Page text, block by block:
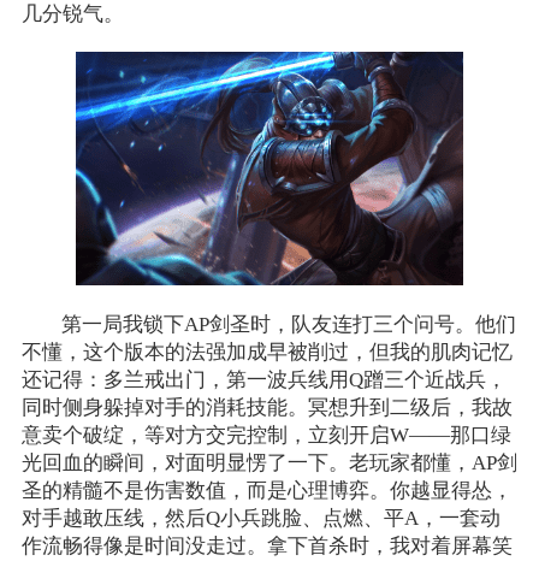
几分锐气。
第一局我锁下AP剑圣时，队友连打三个问号。他们
不懂，这个版本的法强加成早被削过，但我的肌肉记忆
还记得：多兰戒出门，第一波兵线用Q蹭三个近战兵，
同时侧身躲掉对手的消耗技能。冥想升到二级后，我故
意卖个破绽，等对方交完控制，立刻开启W——那口绿
光回血的瞬间，对面明显愣了一下。老玩家都懂，AP剑
圣的精髓不是伤害数值，而是心理博弈。你越显得怂，
对手越敢压线，然后Q小兵跳脸、点燃、平A，一套动
作流畅得像是时间没走过。拿下首杀时，我对着屏幕笑